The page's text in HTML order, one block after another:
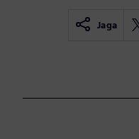
Jaga